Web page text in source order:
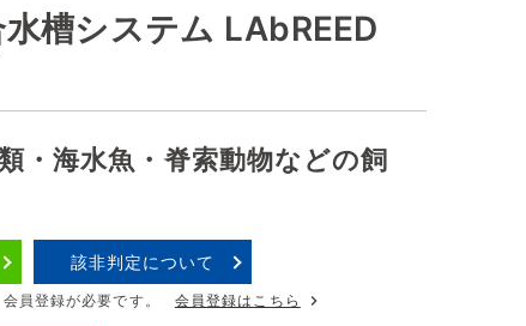
マグネットポンプ
モーター駆動定量ポンプ
電磁駆動定量ポンプ
空気駆動ベローズポンプ
空気駆動ダイヤフラムポンプ
品 製紙・パルプ分野
サポート
生産終了製品情報
塩素濃度計算
ー
事業拠点
生産拠点
システム事業所・西日本事業所
メンテナンス本部
イワキです
むVideo
コンニチハ！世界のIWAKI
国内活動
ポンプに賭けた男たち
槽システム LAbREED
・海水魚・脊索動物などの飼
該非判定について
員登録が必要です。 会員登録はこちら